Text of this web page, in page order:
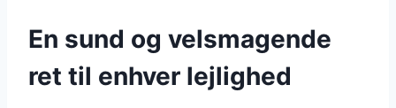
En sund og velsmagende
ret til enhver lejlighed